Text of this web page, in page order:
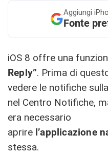
Aggiungi
Fonte
iOS 8 offre una
Reply”. Prima di
vedere le notifiche
nel Centro Notifiche,
era necessario
aprire l’applicazione
stessa.